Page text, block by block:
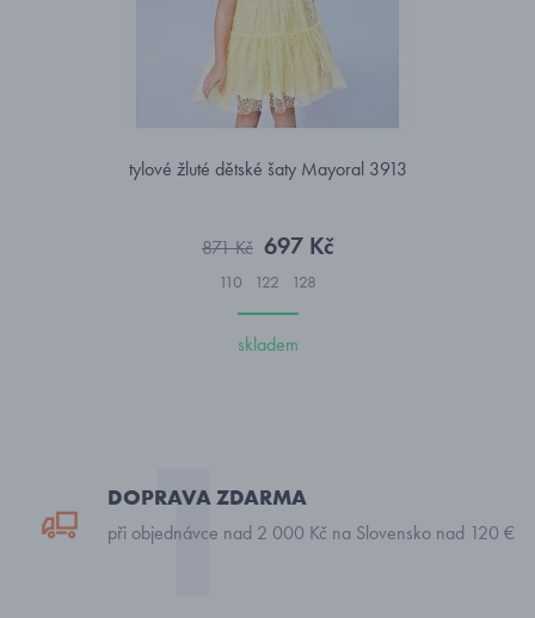
tylové žluté dětské šaty Mayoral 3913
871 Kč 697 Kč
110 122 128
skladem
DOPRAVA ZDARMA
při objednávce nad 2 000 Kč na Slovensko nad 120 €